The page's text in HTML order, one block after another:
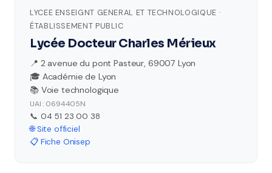
LYCEE ENSEIGNT GENERAL ET TECHNOLOGIQUE ·
ÉTABLISSEMENT PUBLIC
Lycée Docteur Charles Mérieux
📍 2 avenue du pont Pasteur, 69007 Lyon
🎓 Académie de Lyon
📚 Voie technologique
UAI : 0694405N
📞 04 51 23 00 38
🌐 Site officiel
📋 Fiche Onisep